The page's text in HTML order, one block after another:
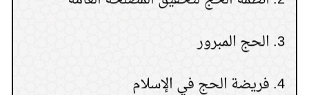
حكم النظر إلى المواقع
الإباحية ثم الاستغفار بعد ذلك
(
الحج المبرور
فريضة الحج في الإسلام